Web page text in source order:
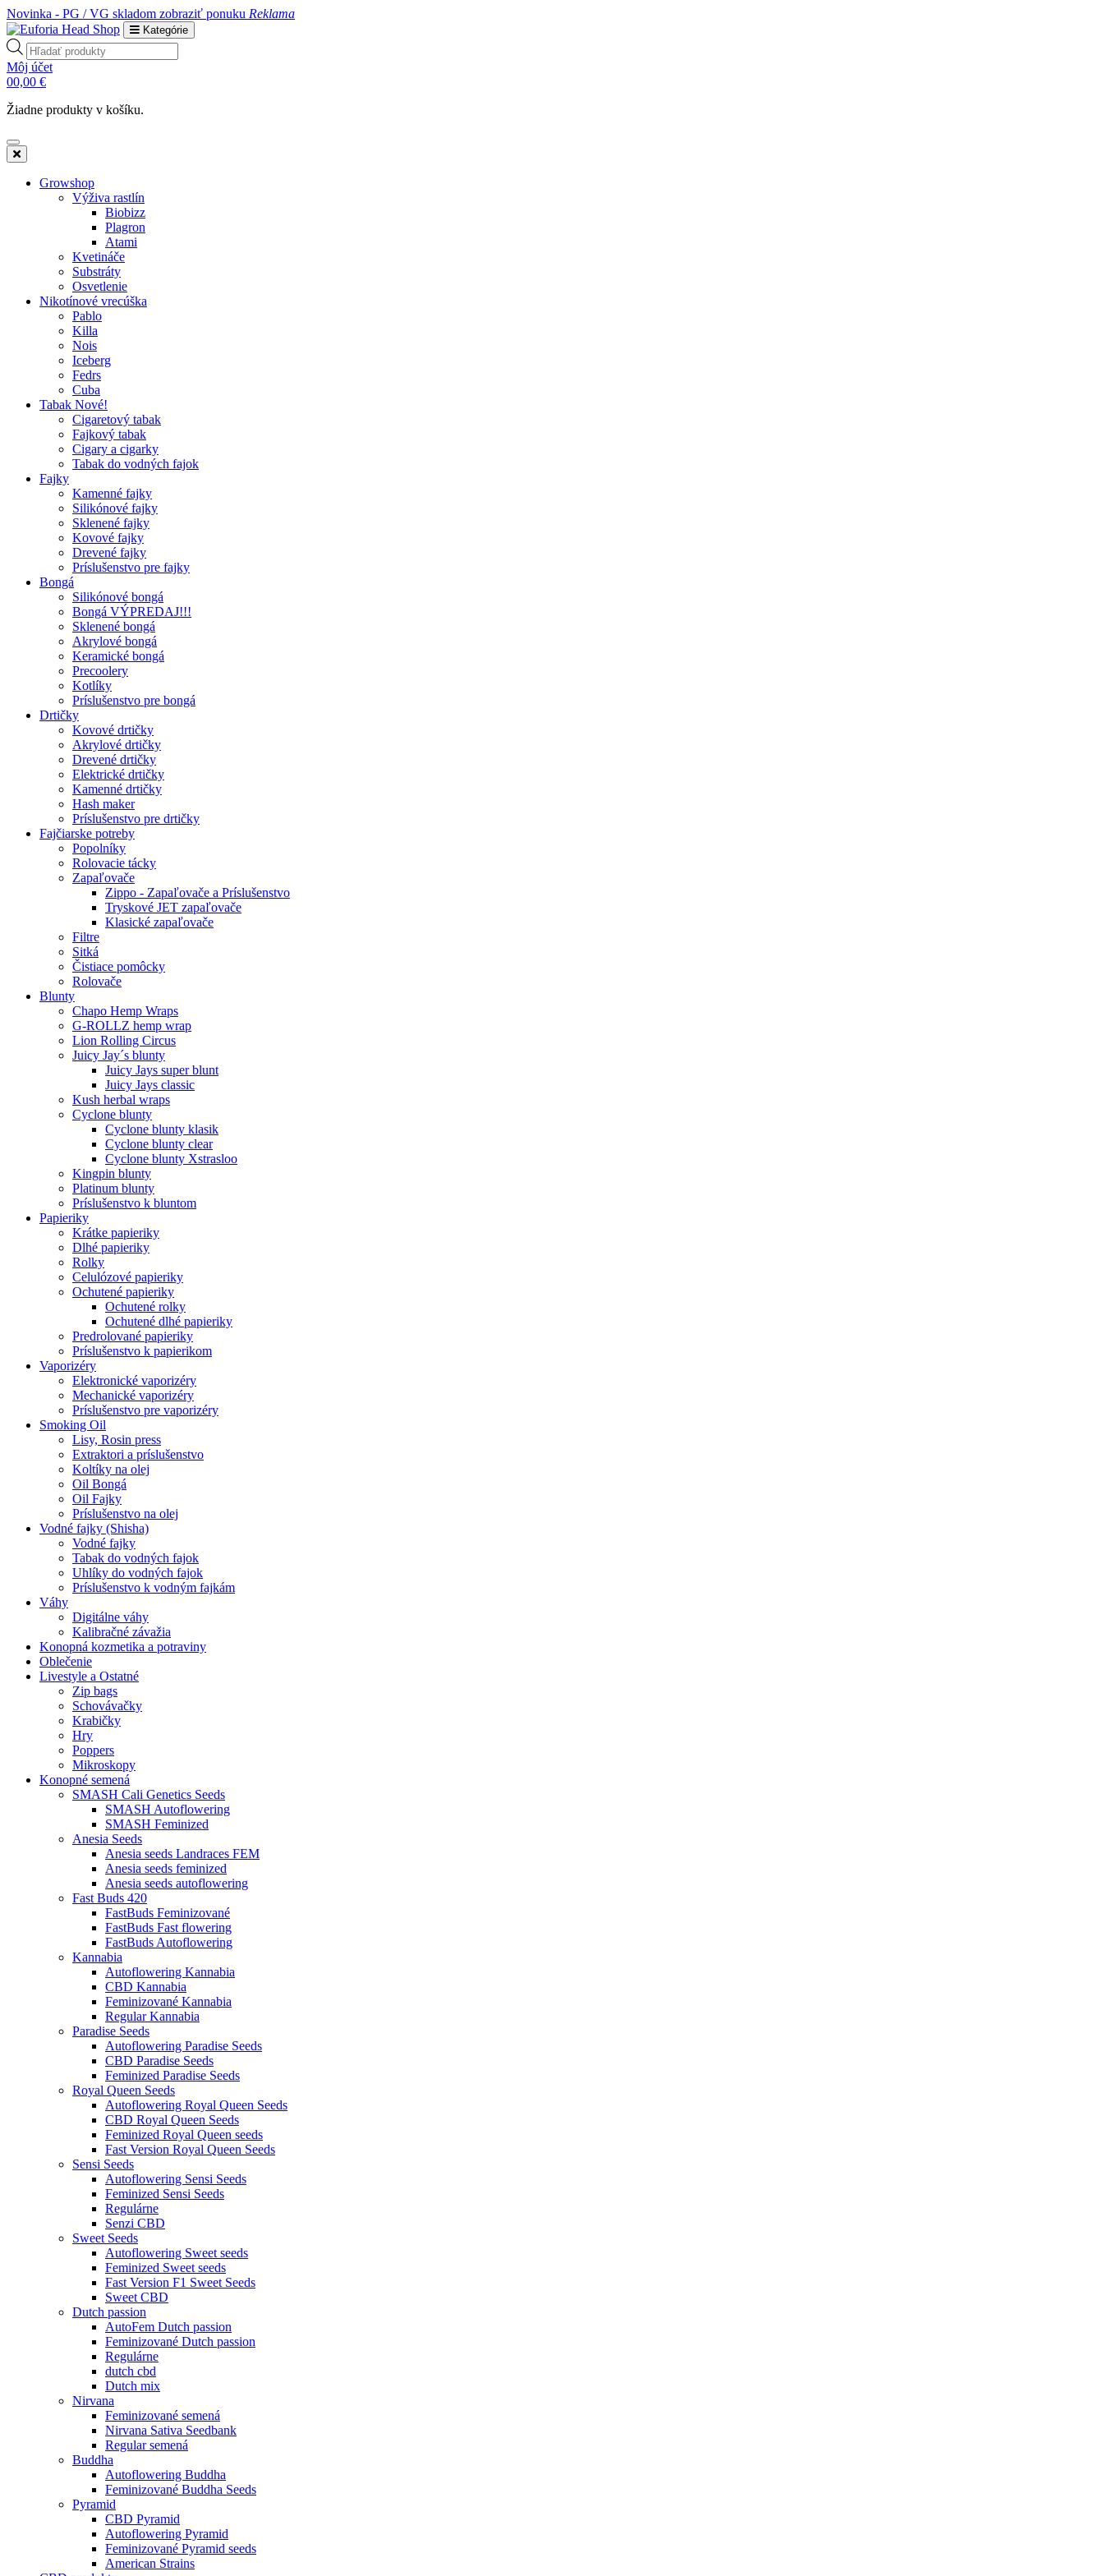
Novinka - PG / VG skladom zobraziť ponuku Reklama
Kategórie
Products
search
Môj účet
00,00 €
Žiadne produkty v košíku.
Growshop
Výživa rastlín
Biobizz
Plagron
Atami
Kvetináče
Substráty
Osvetlenie
Nikotínové vrecúška
Pablo
Killa
Nois
Iceberg
Fedrs
Cuba
Tabak Nové!
Cigaretový tabak
Fajkový tabak
Cigary a cigarky
Tabak do vodných fajok
Fajky
Kamenné fajky
Silikónové fajky
Sklenené fajky
Kovové fajky
Drevené fajky
Príslušenstvo pre fajky
Bongá
Silikónové bongá
Bongá VÝPREDAJ!!!
Sklenené bongá
Akrylové bongá
Keramické bongá
Precoolery
Kotlíky
Príslušenstvo pre bongá
Drtičky
Kovové drtičky
Akrylové drtičky
Drevené drtičky
Elektrické drtičky
Kamenné drtičky
Hash maker
Príslušenstvo pre drtičky
Fajčiarske potreby
Popolníky
Rolovacie tácky
Zapaľovače
Zippo - Zapaľovače a Príslušenstvo
Tryskové JET zapaľovače
Klasické zapaľovače
Filtre
Sitká
Čistiace pomôcky
Rolovače
Blunty
Chapo Hemp Wraps
G-ROLLZ hemp wrap
Lion Rolling Circus
Juicy Jay´s blunty
Juicy Jays super blunt
Juicy Jays classic
Kush herbal wraps
Cyclone blunty
Cyclone blunty klasik
Cyclone blunty clear
Cyclone blunty Xstrasloo
Kingpin blunty
Platinum blunty
Príslušenstvo k bluntom
Papieriky
Krátke papieriky
Dlhé papieriky
Rolky
Celulózové papieriky
Ochutené papieriky
Ochutené rolky
Ochutené dlhé papieriky
Predrolované papieriky
Príslušenstvo k papierikom
Vaporizéry
Elektronické vaporizéry
Mechanické vaporizéry
Príslušenstvo pre vaporizéry
Smoking Oil
Lisy, Rosin press
Extraktori a príslušenstvo
Koltíky na olej
Oil Bongá
Oil Fajky
Príslušenstvo na olej
Vodné fajky (Shisha)
Vodné fajky
Tabak do vodných fajok
Uhlíky do vodných fajok
Príslušenstvo k vodným fajkám
Váhy
Digitálne váhy
Kalibračné závažia
Konopná kozmetika a potraviny
Oblečenie
Livestyle a Ostatné
Zip bags
Schovávačky
Krabičky
Hry
Poppers
Mikroskopy
Konopné semená
SMASH Cali Genetics Seeds
SMASH Autoflowering
SMASH Feminized
Anesia Seeds
Anesia seeds Landraces FEM
Anesia seeds feminized
Anesia seeds autoflowering
Fast Buds 420
FastBuds Feminizované
FastBuds Fast flowering
FastBuds Autoflowering
Kannabia
Autoflowering Kannabia
CBD Kannabia
Feminizované Kannabia
Regular Kannabia
Paradise Seeds
Autoflowering Paradise Seeds
CBD Paradise Seeds
Feminized Paradise Seeds
Royal Queen Seeds
Autoflowering Royal Queen Seeds
CBD Royal Queen Seeds
Feminized Royal Queen seeds
Fast Version Royal Queen Seeds
Sensi Seeds
Autoflowering Sensi Seeds
Feminized Sensi Seeds
Regulárne
Senzi CBD
Sweet Seeds
Autoflowering Sweet seeds
Feminized Sweet seeds
Fast Version F1 Sweet Seeds
Sweet CBD
Dutch passion
AutoFem Dutch passion
Feminizované Dutch passion
Regulárne
dutch cbd
Dutch mix
Nirvana
Feminizované semená
Nirvana Sativa Seedbank
Regular semená
Buddha
Autoflowering Buddha
Feminizované Buddha Seeds
Pyramid
CBD Pyramid
Autoflowering Pyramid
Feminizované Pyramid seeds
American Strains